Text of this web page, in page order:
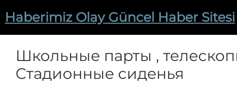
geçHaberimiz Olay Güncel Haber Sitesi
Школьные парты ,
Cтадионные сиденья